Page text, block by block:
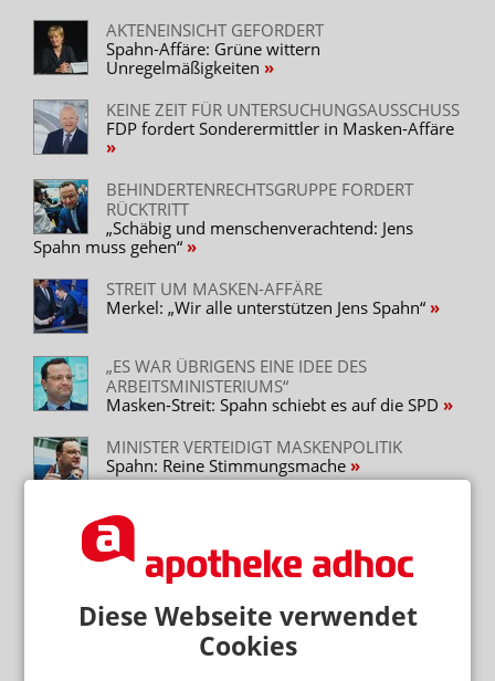
Diese Webseite verwendet
Cookies
AKTENEINSICHT GEFORDERT
Spahn-Affäre: Grüne wittern
Unregelmäßigkeiten
KEINE ZEIT FÜR UNTERSUCHUNGSAUSSCHUSS
FDP fordert Sonderermittler in Masken-Affäre
BEHINDERTENRECHTSGRUPPE FORDERT
RÜCKTRITT
„Schäbig und menschenverachtend: Jens
Spahn muss gehen“
STREIT UM MASKEN-AFFÄRE
Merkel: „Wir alle unterstützen Jens Spahn“
„ES WAR ÜBRIGENS EINE IDEE DES
ARBEITSMINISTERIUMS“
Masken-Streit: Spahn schiebt es auf die SPD
MINISTER VERTEIDIGT MASKENPOLITIK
Spahn: Reine Stimmungsmache
Mehr zum Thema
PARTNER VON RX-PLATTFORMEN
Abnehmspritzen: Reimporteur spielt Versandapotheke